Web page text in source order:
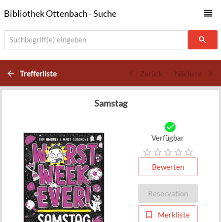
Bibliothek Ottenbach - Suche
Suchbegriff(e) eingeben
Trefferliste Zurück Nächste
Samstag
Verfügbar
Bewerten
Reservation
Merkliste